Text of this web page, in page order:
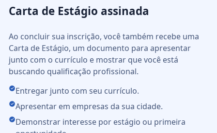
Carta de Estágio assinada
Ao concluir sua inscrição, você também recebe uma
Carta de Estágio, um documento para apresentar
junto com o currículo e mostrar que você está
buscando qualificação profissional.
Entregar junto com seu currículo.
Apresentar em empresas da sua cidade.
Demonstrar interesse por estágio ou primeira